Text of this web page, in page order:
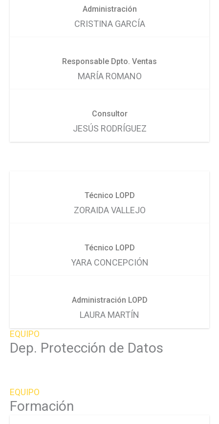
Administración
CRISTINA GARCÍA
Responsable Dpto. Ventas
MARÍA ROMANO
Consultor
JESÚS RODRÍGUEZ
EQUIPO
Dep. Protección de Datos
Técnico LOPD
ZORAIDA VALLEJO
Técnico LOPD
YARA CONCEPCIÓN
Administración LOPD
LAURA MARTÍN
EQUIPO
Formación